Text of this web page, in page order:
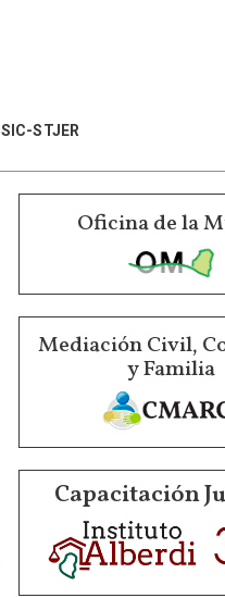
SIC-STJER
Oficina de la
Mediación Civil,
y Familia
Capacitación